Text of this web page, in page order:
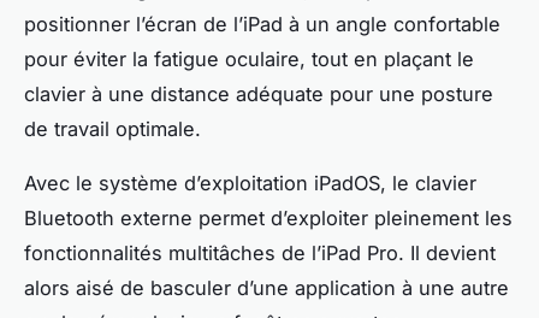
positionner l’écran de l’iPad à un angle confortable
pour éviter la fatigue oculaire, tout en plaçant le
clavier à une distance adéquate pour une posture
de travail optimale.
Avec le système d’exploitation iPadOS, le clavier
Bluetooth externe permet d’exploiter pleinement les
fonctionnalités multitâches de l’iPad Pro. Il devient
alors aisé de basculer d’une application à une autre